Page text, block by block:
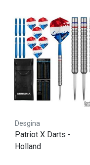
Desgina
Patriot X Darts -
Holland